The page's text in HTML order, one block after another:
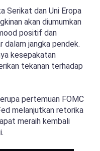
Serikat dan Uni Eropa
akan diumumkan
positif dan
dalam jangka pendek.
kesepakatan
tekanan terhadap
pertemuan FOMC
melanjutkan retorika
meraih kembali